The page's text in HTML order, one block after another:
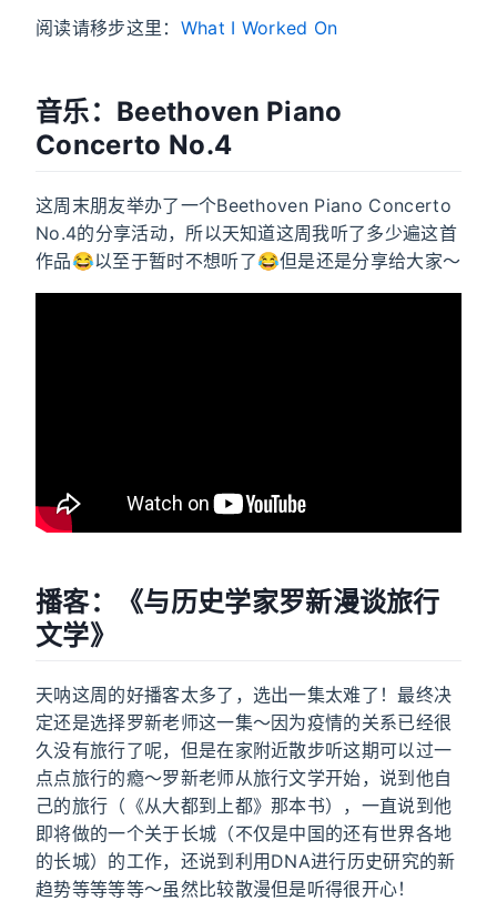
阅读请移步这里： What I Worked On
音乐：Beethoven Piano
Concerto No.4
这周末朋友举办了一个Beethoven Piano Concerto
No.4的分享活动，所以天知道这周我听了多少遍这首
作品😂以至于暂时不想听了😂但是还是分享给大家～
播客：《与历史学家罗新漫谈旅行
文学》
天呐这周的好播客太多了，选出一集太难了！最终决
定还是选择罗新老师这一集～因为疫情的关系已经很
久没有旅行了呢，但是在家附近散步听这期可以过一
点点旅行的瘾～罗新老师从旅行文学开始，说到他自
己的旅行（《从大都到上都》那本书），一直说到他
即将做的一个关于长城（不仅是中国的还有世界各地
的长城）的工作，还说到利用DNA进行历史研究的新
趋势等等等等～虽然比较散漫但是听得很开心！